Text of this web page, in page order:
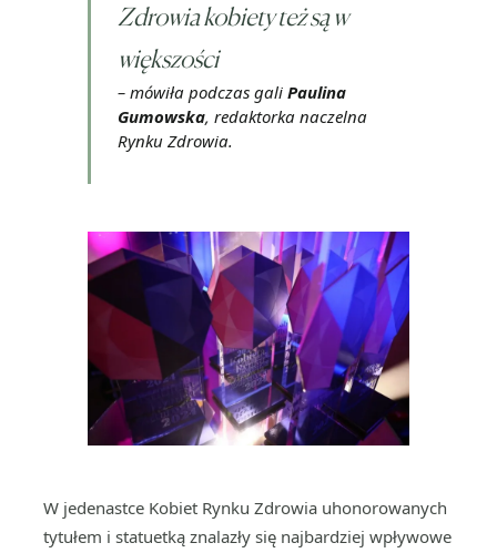
Zdrowia kobiety też są w
większości
– mówiła podczas gali Paulina
Gumowska, redaktorka naczelna
Rynku Zdrowia.
W jedenastce Kobiet Rynku Zdrowia uhonorowanych
tytułem i statuetką znalazły się najbardziej wpływowe